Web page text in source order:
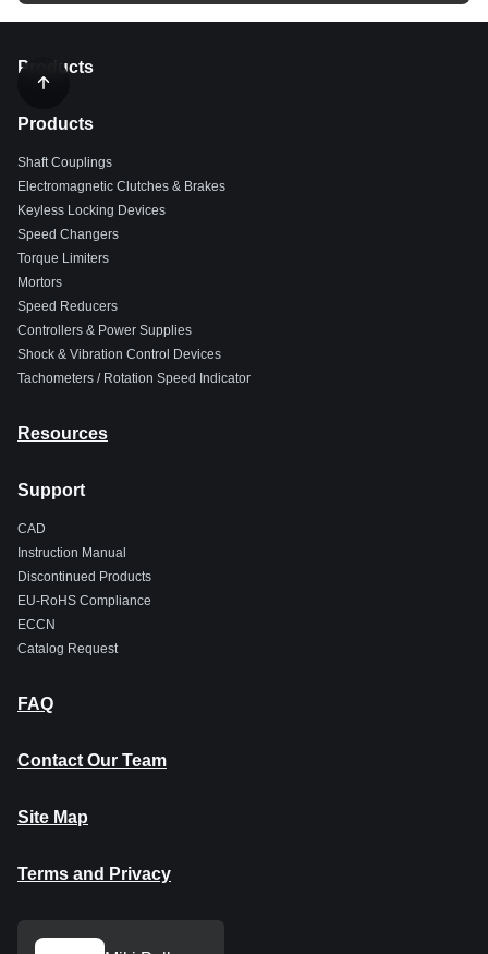
Products
Products
Shaft Couplings
Electromagnetic Clutches & Brakes
Keyless Locking Devices
Speed Changers
Torque Limiters
Mortors
Speed Reducers
Controllers & Power Supplies
Shock & Vibration Control Devices
Tachometers / Rotation Speed Indicator
Resources
Support
CAD
Instruction Manual
Discontinued Products
EU-RoHS Compliance
ECCN
Catalog Request
FAQ
Contact Our Team
Site Map
Terms and Privacy